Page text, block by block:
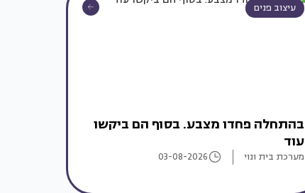
עיצוב פנים
בהתחלה פחדו מצבע. בסוף הם ביקשו
עוד
מערכת בית ונוי 03-08-2026